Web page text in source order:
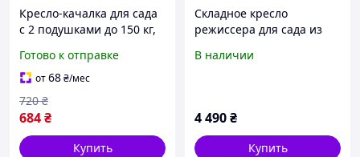
Кресло-качалка для сада
с 2 подушками до 150 кг,
на открытом воздухе
разноцветное
Готово к отправке
от68₴/мес
684₴
720 ₴
Купить
Складное кресло
режиссера для сада из
В наличии
4 490₴
Купить